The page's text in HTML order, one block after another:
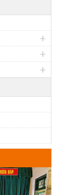
+
+
+